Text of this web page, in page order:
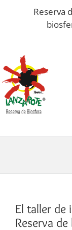
Reserva
El taller de
Reserva